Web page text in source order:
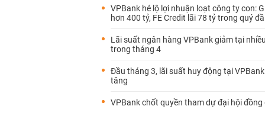
VPBank hé lộ lợi nhuận loạt công ty con:
hơn 400 tỷ, FE Credit lãi 78 tỷ trong quý
Lãi suất ngân hàng VPBank giảm tại
trong tháng 4
Đầu tháng 3, lãi suất huy động tại
tăng
VPBank chốt quyền tham dự đại hội đồng